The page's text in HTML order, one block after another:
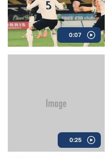
0:07
0:25